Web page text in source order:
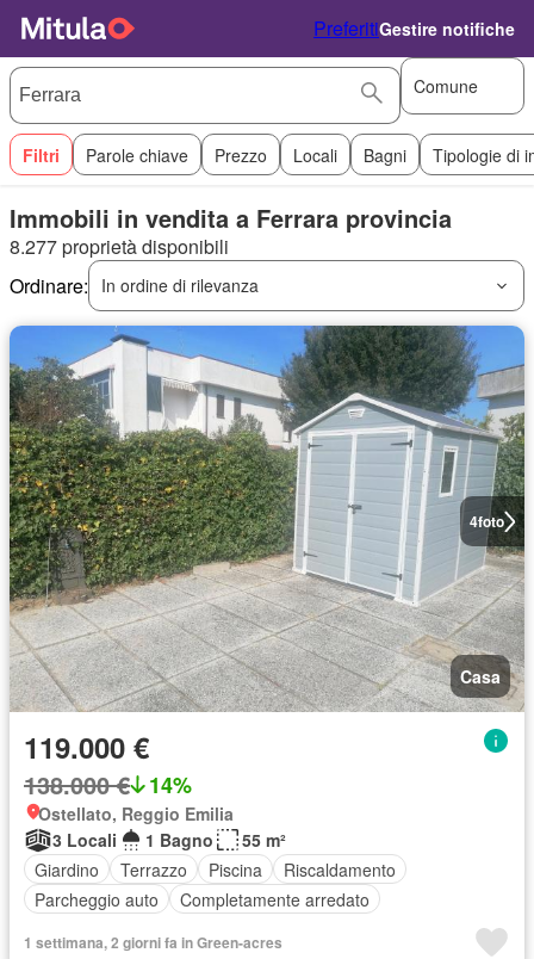
PreferitiGestire notifiche
Comune
Filtri Parole chiave Prezzo Locali Bagni Tipologie di
Immobili in vendita a Ferrara provincia
8.277 proprietà disponibili
Ordinare:
In ordine di rilevanza
4foto
Casa
119.000 €
138.000 € 14%
Ostellato, Reggio Emilia
3 Locali
1 Bagno
55 m²
Giardino
Terrazzo Piscina
Riscaldamento
Parcheggio auto
Completamente arredato
1 settimana, 2 giorni fa in Green-acres